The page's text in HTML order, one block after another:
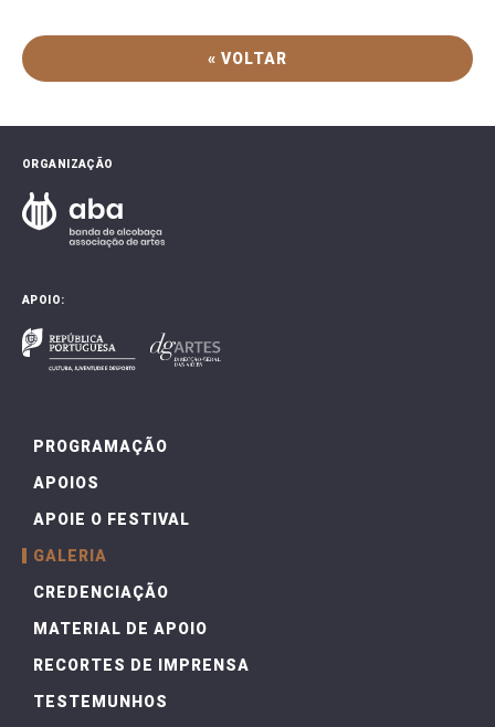
« VOLTAR
ORGANIZAÇÃO
APOIO:
PROGRAMAÇÃO
APOIOS
APOIE O FESTIVAL
GALERIA
CREDENCIAÇÃO
MATERIAL DE APOIO
RECORTES DE IMPRENSA
TESTEMUNHOS